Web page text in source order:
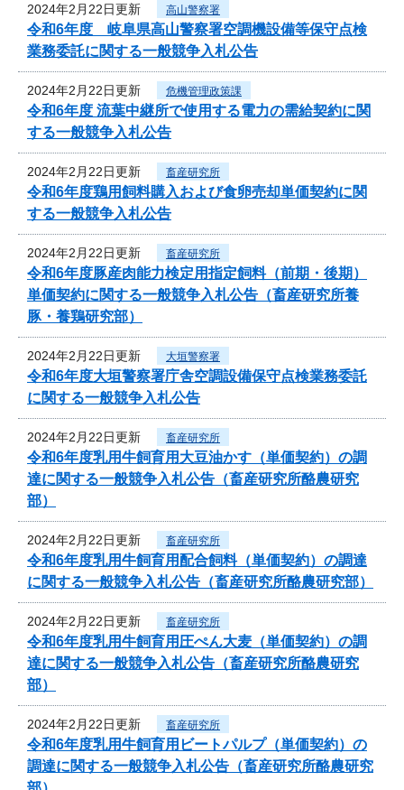
2024年2月22日更新 高山警察署
令和6年度 岐阜県高山警察署空調機設備等保守点検
業務委託に関する一般競争入札公告
2024年2月22日更新 危機管理政策課
令和6年度 流葉中継所で使用する電力の需給契約に関
する一般競争入札公告
2024年2月22日更新 畜産研究所
令和6年度鶏用飼料購入および食卵売却単価契約に関
する一般競争入札公告
2024年2月22日更新 畜産研究所
令和6年度豚産肉能力検定用指定飼料（前期・後期）
単価契約に関する一般競争入札公告（畜産研究所養
豚・養鶏研究部）
2024年2月22日更新 大垣警察署
令和6年度大垣警察署庁舎空調設備保守点検業務委託
に関する一般競争入札公告
2024年2月22日更新 畜産研究所
令和6年度乳用牛飼育用大豆油かす（単価契約）の調
達に関する一般競争入札公告（畜産研究所酪農研究
部）
2024年2月22日更新 畜産研究所
令和6年度乳用牛飼育用配合飼料（単価契約）の調達
に関する一般競争入札公告（畜産研究所酪農研究部）
2024年2月22日更新 畜産研究所
令和6年度乳用牛飼育用圧ぺん大麦（単価契約）の調
達に関する一般競争入札公告（畜産研究所酪農研究
部）
2024年2月22日更新 畜産研究所
令和6年度乳用牛飼育用ビートパルプ（単価契約）の
調達に関する一般競争入札公告（畜産研究所酪農研究